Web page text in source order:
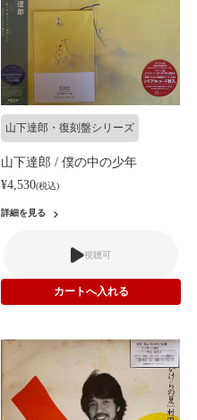
山下達郎・復刻盤シリーズ
山下達郎 / 僕の中の少年
¥4,530(税込)
詳細を見る
視聴可